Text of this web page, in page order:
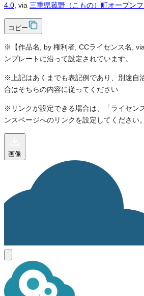
4.0 , via 三重県菰野（こもの）町オープンフ
コピー
※【作品名, by 権利者, CCライセンス名,
ンプレートに沿って設定されています。
※上記はあくまでも表記例であり、別途自
合はそちらの内容に従ってください
※リンクが設定できる場合は、「ライセン
ンスページへのリンクを設定してください。
画像